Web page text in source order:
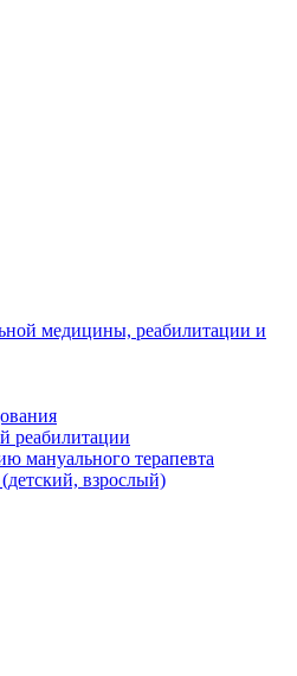
медицины, реабилитации и
реабилитации
мануального терапевта
взрослый)